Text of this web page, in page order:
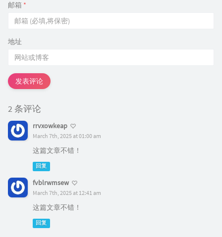
邮箱 *
地址
发表评论
2 条评论
rrvxowkeap
March 7th, 2025 at 01:00 am
这篇文章不错！
回复
fvblrwmsew
March 7th, 2025 at 12:41 am
这篇文章不错！
回复